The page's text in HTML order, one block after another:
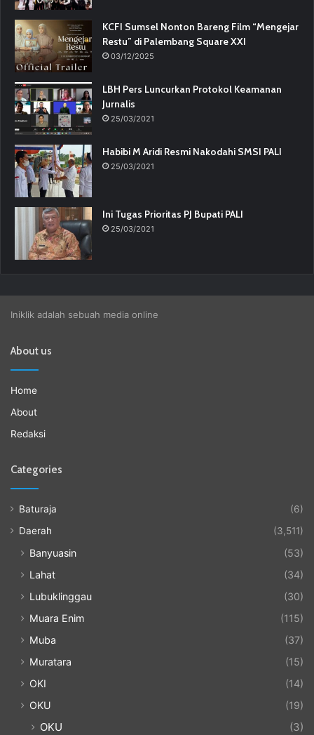
KCFI Sumsel Nonton Bareng Film “Mengejar
Restu” di Palembang Square XXI
03/12/2025
LBH Pers Luncurkan Protokol Keamanan
Jurnalis
25/03/2021
Habibi M Aridi Resmi Nakodahi SMSI PALI
25/03/2021
Ini Tugas Prioritas PJ Bupati PALI
25/03/2021
Iniklik adalah sebuah media online
About us
Home
About
Redaksi
Categories
Baturaja
(6)
Daerah
(3,511)
Banyuasin
(53)
Lahat
(34)
Lubuklinggau
(30)
Muara Enim
(115)
Muba
(37)
Muratara
(15)
OKI
(14)
OKU
(19)
OKU (3)